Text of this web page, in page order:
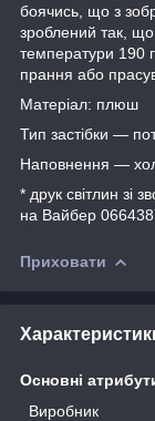
боячись, що з
зроблений так, що
температури 190
прання або
Матеріал: плюш
Тип застібки —
Наповнення —
* друк світлин зі
на Вайбер
Приховати
Основні
Виробник